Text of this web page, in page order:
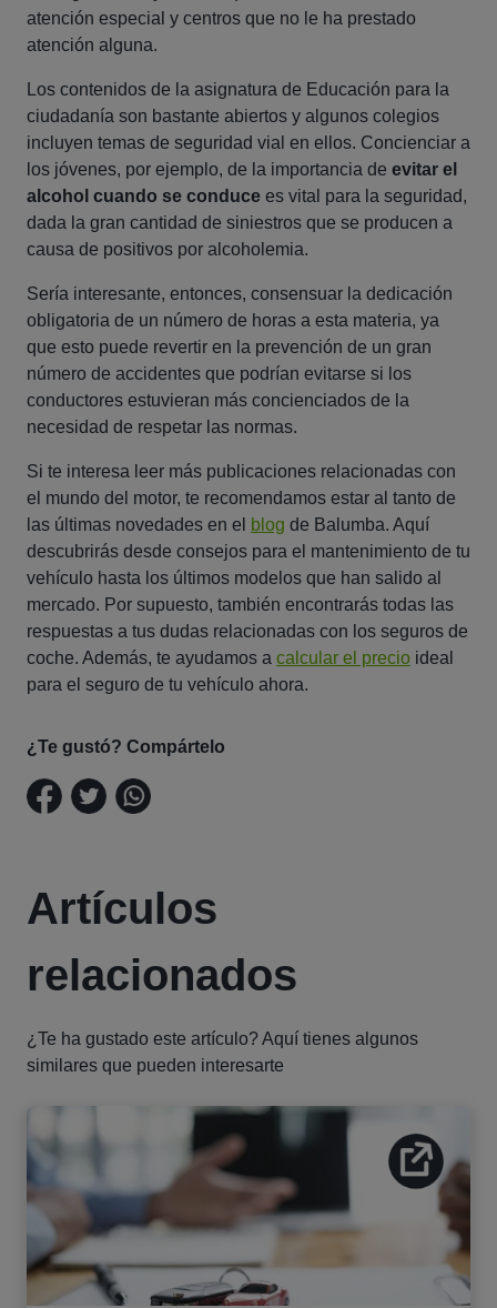
atención especial y centros que no le ha prestado
atención alguna.
Los contenidos de la asignatura de Educación para la
ciudadanía son bastante abiertos y algunos colegios
incluyen temas de seguridad vial en ellos. Concienciar a
los jóvenes, por ejemplo, de la importancia de evitar el
alcohol cuando se conduce es vital para la seguridad,
dada la gran cantidad de siniestros que se producen a
causa de positivos por alcoholemia.
Sería interesante, entonces, consensuar la dedicación
obligatoria de un número de horas a esta materia, ya
que esto puede revertir en la prevención de un gran
número de accidentes que podrían evitarse si los
conductores estuvieran más concienciados de la
necesidad de respetar las normas.
Si te interesa leer más publicaciones relacionadas con
el mundo del motor, te recomendamos estar al tanto de
las últimas novedades en el
blog de Balumba. Aquí
descubrirás desde consejos para el mantenimiento de tu
vehículo hasta los últimos modelos que han salido al
mercado. Por supuesto, también encontrarás todas las
respuestas a tus dudas relacionadas con los seguros de
coche. Además, te ayudamos a calcular el precio ideal
para el seguro de tu vehículo ahora.
¿Te gustó? Compártelo
Artículos
relacionados
¿Te ha gustado este artículo? Aquí tienes algunos
similares que pueden interesarte